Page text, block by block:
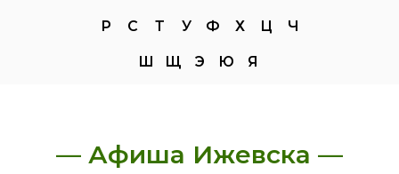
Р С Т У Ф Х Ц Ч
Щ
Ш Э Ю Я
— Афиша Ижевска —